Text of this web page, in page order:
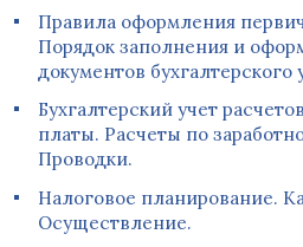
Правила оформления
Порядок заполнения и
документов бухгалтерского
Бухгалтерский учет
платы. Расчеты по
Проводки.
Налоговое планирование.
Осуществление.